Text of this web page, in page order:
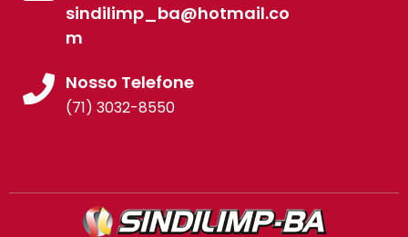
sindilimp_ba@hotmail.co
m
Nosso Telefone
(71) 3032-8550